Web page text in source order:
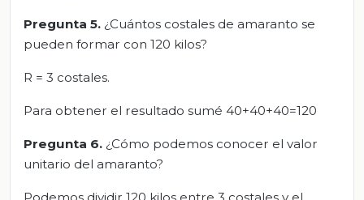
Pregunta 5. ¿Cuántos costales de amaranto se
pueden formar con 120 kilos?
R = 3 costales.
Para obtener el resultado sumé 40+40+40=120
Pregunta 6. ¿Cómo podemos conocer el valor
unitario del amaranto?